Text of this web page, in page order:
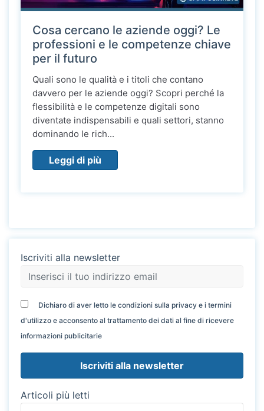
Cosa cercano le aziende oggi? Le
professioni e le competenze chiave
per il futuro
Quali sono le qualità e i titoli che contano
davvero per le aziende oggi? Scopri perché la
flessibilità e le competenze digitali sono
diventate indispensabili e quali settori, stanno
dominando le rich...
Leggi di più
Iscriviti alla newsletter
Dichiaro di aver letto le condizioni sulla privacy e i termini
d'utilizzo e acconsento al trattamento dei dati al fine di ricevere
informazioni publicitarie
Articoli più letti